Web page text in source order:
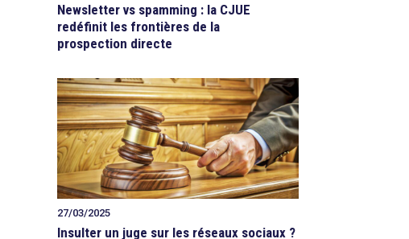
Newsletter vs spamming : la CJUE
redéfinit les frontières de la
prospection directe
27/03/2025
Insulter un juge sur les réseaux sociaux ?